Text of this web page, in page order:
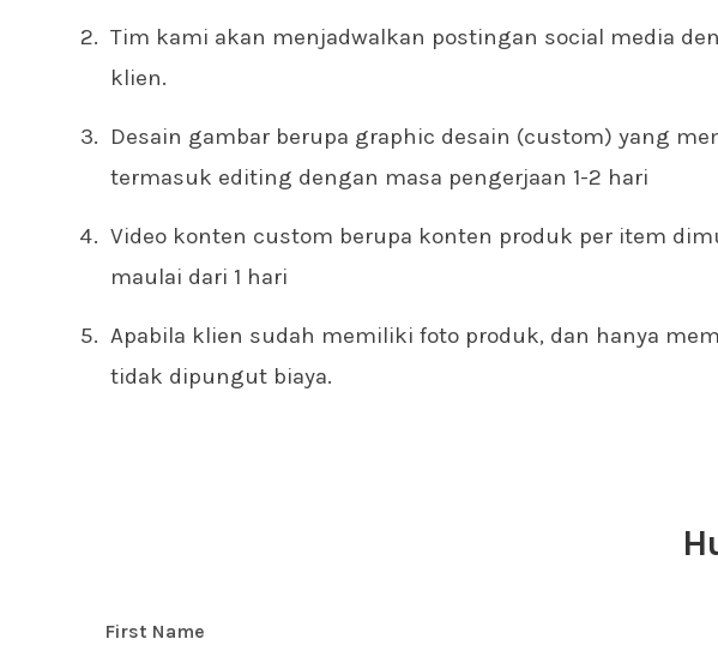
Tim kami akan menjadwalkan postingan social media
klien.
Desain gambar berupa graphic desain (custom) yang
termasuk editing dengan masa pengerjaan 1-2 hari
Video konten custom berupa konten produk per item
maulai dari 1 hari
Apabila klien sudah memiliki foto produk, dan hanya
tidak dipungut biaya.
First Name